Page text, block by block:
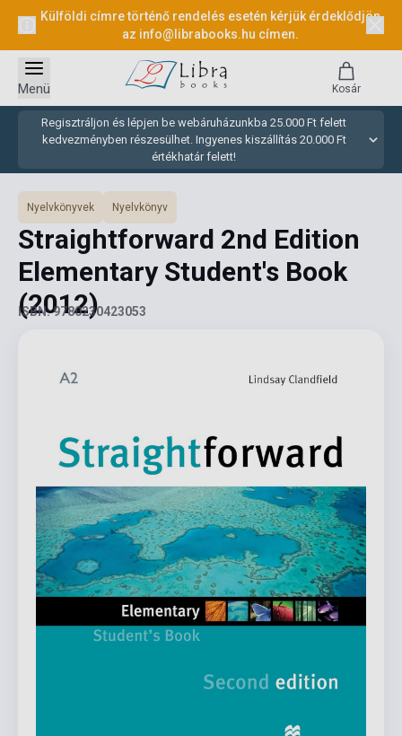
Külföldi címre történő rendelés esetén kérjük érdeklődjön
az info@librabooks.hu címen.
Regisztráljon és lépjen be webáruházunkba 25.000 Ft felett
kedvezményben részesülhet. Ingyenes kiszállítás 20.000 Ft
értékhatár felett!
Menü Kosár
Nyelvkönyvek Nyelvkönyv
Straightforward 2nd Edition
Elementary Student's Book
(2012)
ISBN: 9780230423053